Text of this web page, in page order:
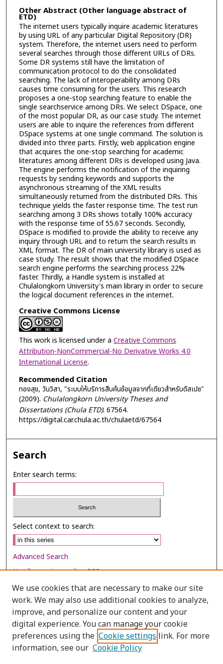
Other Abstract (Other language abstract of
ETD)
The internet users typically inquire academic literatures
by using URL of any particular Digital Repository (DR)
system. Therefore, the internet users need to perform
several searches through those different URLs of DRs.
Some DR systems still have the limitation of
communication protocol to do the consolidated
searching. The lack of interoperability among DRs
causes time consuming for the users. This research
proposes a one-stop searching feature to enable the
single searchservice among DRs. We select DSpace, one
of the most popular DR, as our case study. The internet
users are able to inquire the references from different
DSpace systems at one single command. The solution is
divided into three parts. Firstly, web application engine
that acquires the one-stop searching for academic
literatures among different DRs is developed using Java.
The engine performs the notification of the inquiring
requests by sending keywords and supports the
asynchronous streaming of the XML results
simultaneously returned from the distributed DRs. This
technique yields the faster response time. The test run
searching among 3 DRs shows totally 100% accuracy
with the response time of 55.67 seconds. Secondly,
DSpace is modified to provide the ability to receive any
inquiry through URL and to return the search results in
XML format. The DR of main university library is used as
case study. The result shows that the modified DSpace
search engine performs the searching process 22%
faster. Thirdly, a Handle system is installed at
Chulalongkorn University's main library in order to secure
the logical document references in the internet.
Creative Commons License
This work is licensed under a Creative Commons
Attribution-NonCommercial-No Derivative Works 4.0
International License.
Recommended Citation
ทองสุข, วันวิสา, "ระบบให้บริการสืบค้นข้อมูลจากที่เดียวสำหรับดีสเปซ"
(2009). Chulalongkorn University Theses and
Dissertations (Chula ETD). 67564.
https://digital.car.chula.ac.th/chulaetd/67564
Search
Enter search terms:
Select context to search:
Advanced Search
Notify me via email orRSS
Browse
Collections
Disciplines
Authors
We use cookies that are necessary to make our site
work. We may also use additional cookies to analyze,
improve, and personalize our content and your
digital experience. You can manage your cookie
preferences using the Cookie settings link. For more
information, see our Cookie Policy